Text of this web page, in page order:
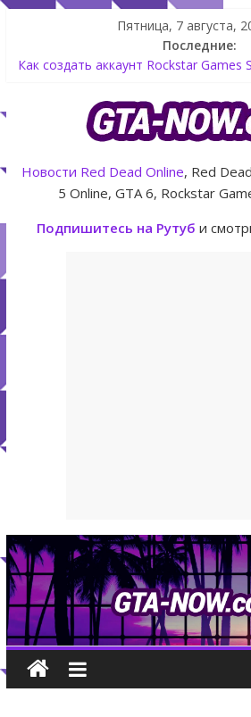
Пятница, 7 августа,
Последние:
Летнее обновление для GTA 5 Online
Как создать аккаунт Rockstar Games
The Kortz Center Heist — новое
GTA Online уже 14 июля
с наградами
Новости Red Dead Online, Red
5 Online, GTA 6, Rockstar
Подпишитесь на Рутуб и